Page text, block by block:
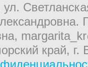
ул.
край,